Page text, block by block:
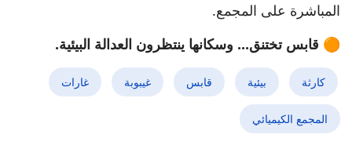
المباشرة على المجمع.
🟠 قابس تختنق... وسكانها ينتظرون العدالة البيئية.
كارثة بيئية قابس غيبوبة غارات
المجمع الكيميائي